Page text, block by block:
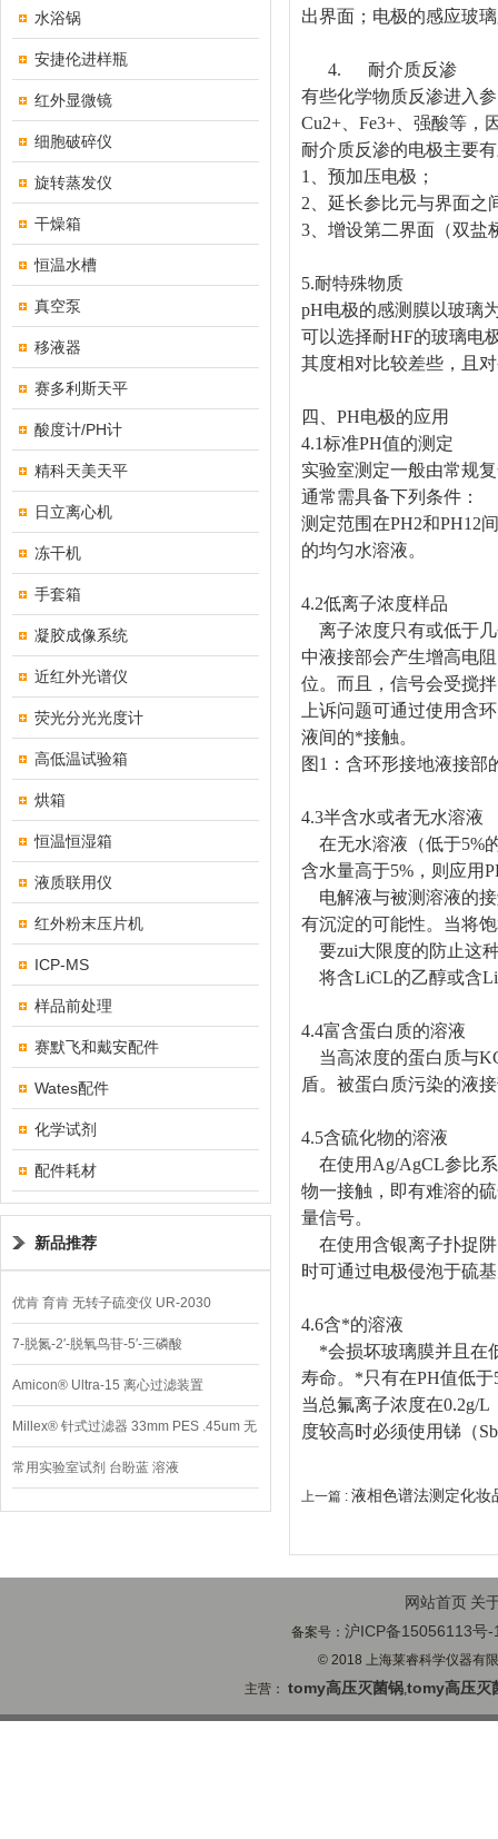
水浴锅
安捷伦进样瓶
红外显微镜
细胞破碎仪
旋转蒸发仪
干燥箱
恒温水槽
真空泵
移液器
赛多利斯天平
酸度计/PH计
精科天美天平
日立离心机
冻干机
手套箱
凝胶成像系统
近红外光谱仪
荧光分光光度计
高低温试验箱
烘箱
恒温恒湿箱
液质联用仪
红外粉末压片机
ICP-MS
样品前处理
赛默飞和戴安配件
Wates配件
化学试剂
配件耗材
新品推荐
优肯 育肯 无转子硫变仪 UR-2030
7-脱氮-2′-脱氧鸟苷-5′-三磷酸
Amicon® Ultra-15 离心过滤装置
Millex® 针式过滤器 33mm PES .45um 无
菌
常用实验室试剂 台盼蓝 溶液
出界面；电极的感应玻
4. 耐介质反渗
有些化学物质反渗进入
Cu2+
Fe3+ 、强酸等，
耐介质反渗的电极主要
1
、预加压电极；
2 、延长参比元与界面之
3 、增设第二界面（双盐
5.耐特殊物质
pH电极的感测膜以玻璃
可以选择耐HF的玻璃电
其度相对比较差些，且
四、 PH电极的应用
4.1标准PH值的测定
实验室测定一般由常规
通常需具备下列条件：
测定范围在PH2和PH12
的均匀水溶液。
4.2低离子浓度样品
离子浓度只有或低于
中液接部会产生增高电
位。而且，信号会受搅
上诉问题可通过使用含
液间的*接触。
图 1 ：含环形接地液接部
4.3半含水或者无水溶液
在无水溶液（低于5%
含水量高于5% ，则应用
电解液与被测溶液的
有沉淀的可能性。当将
要zui大限度的防止这
将含LiCL的乙醇或含
4.4富含蛋白质的溶液
当高浓度的蛋白质与
盾。被蛋白质污染的液
4.5含硫化物的溶液
在使用 Ag/AgCL参比
物一接触，即有难溶的
量信号。
在使用含银离子扑捉
时可通过电极侵泡于硫
4.6含*的溶液
*会损坏玻璃膜并且在
寿命。*只有在PH值低于
当总氟离子浓度在0.2g/L
度较高时必须使用锑（Sb
上一篇 : 液相色谱法测定化妆
网站首页 关
备案号：沪ICP备15056113号-
© 2018 上海莱睿科学仪器有
主营：tomy高压灭菌锅,tomy高压灭